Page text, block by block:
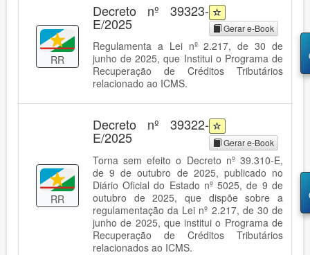
RR
Decreto nº 39323-
E/2025 Gerar e-Book
Regulamenta a Lei nº 2.217, de 30 de
junho de 2025, que Institui o Programa de
Recuperação de Créditos Tributários
relacionado ao ICMS.
RR
Decreto nº 39322-
E/2025 Gerar e-Book
Torna sem efeito o Decreto nº 39.310-E,
de 9 de outubro de 2025, publicado no
Diário Oficial do Estado nº 5025, de 9 de
outubro de 2025, que dispõe sobre a
regulamentação da Lei nº 2.217, de 30 de
junho de 2025, que institui o Programa de
Recuperação de Créditos Tributários
relacionados ao ICMS.